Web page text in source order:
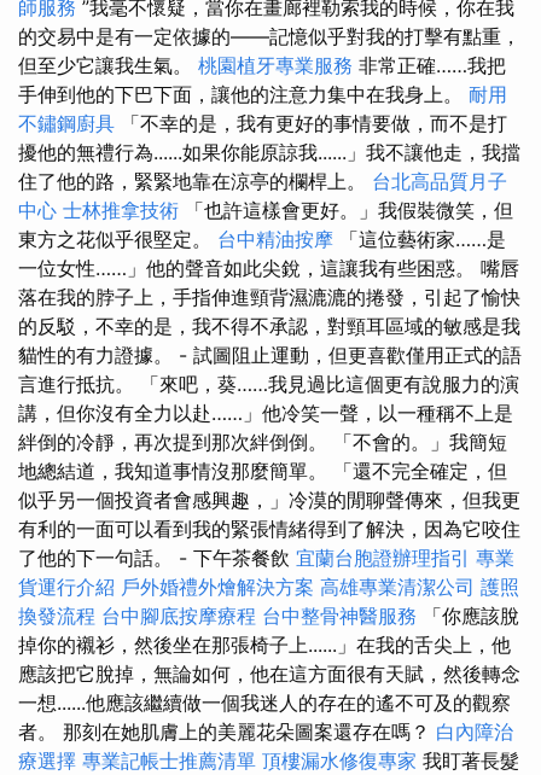
師服務 ”我毫不懷疑，當你在畫廊裡勒索我的時候，你在我
的交易中是有一定依據的——記憶似乎對我的打擊有點重，
但至少它讓我生氣。 桃園植牙專業服務 非常正確……我把
手伸到他的下巴下面，讓他的注意力集中在我身上。 耐用
不鏽鋼廚具 「不幸的是，我有更好的事情要做，而不是打
擾他的無禮行為......如果你能原諒我......」我不讓他走，我擋
住了他的路，緊緊地靠在涼亭的欄桿上。 台北高品質月子
中心 士林推拿技術 「也許這樣會更好。」我假裝微笑，但
東方之花似乎很堅定。 台中精油按摩
「這位藝術家……是
一位女性……」他的聲音如此尖銳，這讓我有些困惑。 嘴唇
落在我的脖子上，手指伸進頸背濕漉漉的捲發，引起了愉快
的反駁，不幸的是，我不得不承認，對頸耳區域的敏感是我
貓性的有力證據。 - 試圖阻止運動，但更喜歡僅用正式的語
言進行抵抗。 「來吧，葵……我見過比這個更有說服力的演
講，但你沒有全力以赴……」他冷笑一聲，以一種稱不上是
絆倒的冷靜，再次提到那次絆倒倒。 「不會的。」我簡短
地總結道，我知道事情沒那麼簡單。 「還不完全確定，但
似乎另一個投資者會感興趣，」冷漠的閒聊聲傳來，但我更
有利的一面可以看到我的緊張情緒得到了解決，因為它咬住
了他的下一句話。 - 下午茶餐飲 宜蘭台胞證辦理指引 專業
貨運行介紹 戶外婚禮外燴解決方案 高雄專業清潔公司 護照
換發流程 台中腳底按摩療程 台中整骨神醫服務
「你應該脫
掉你的襯衫，然後坐在那張椅子上......」在我的舌尖上，他
應該把它脫掉，無論如何，他在這方面很有天賦，然後轉念
一想......他應該繼續做一個我迷人的存在的遙不可及的觀察
者。 那刻在她肌膚上的美麗花朵圖案還存在嗎？ 白內障治
療選擇 專業記帳士推薦清單 頂樓漏水修復專家 我盯著長髮